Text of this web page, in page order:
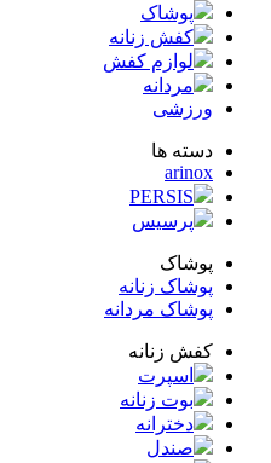
پوشاک
کفش زنانه
لوازم کفش
مردانه
ها
PERSIS
پرسیس
زنانه
مردانه
زنانه
اسپرت
بوت زنانه
دخترانه
صندل